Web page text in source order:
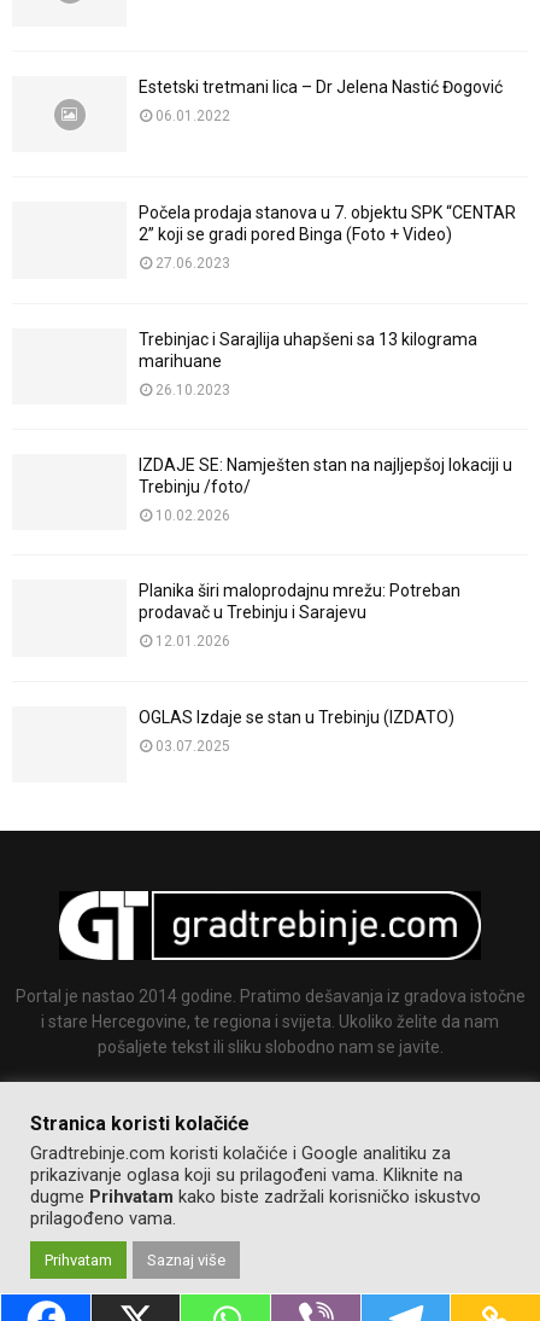
Estetski tretmani lica – Dr Jelena Nastić Đogović
06.01.2022
Počela prodaja stanova u 7. objektu SPK “CENTAR
2” koji se gradi pored Binga (Foto + Video)
27.06.2023
Trebinjac i Sarajlija uhapšeni sa 13 kilograma
marihuane
26.10.2023
IZDAJE SE: Namješten stan na najljepšoj lokaciji u
Trebinju /foto/
10.02.2026
Planika širi maloprodajnu mrežu: Potreban
prodavač u Trebinju i Sarajevu
12.01.2026
OGLAS Izdaje se stan u Trebinju (IZDATO)
03.07.2025
Portal je nastao 2014 godine. Pratimo dešavanja iz gradova istočne
i stare Hercegovine, te regiona i svijeta. Ukoliko želite da nam
pošaljete tekst ili sliku slobodno nam se javite.
@2014-2020. Sva prava zadržana.
Stranica koristi kolačiće
Gradtrebinje.com koristi kolačiće i Google analitiku za
prikazivanje oglasa koji su prilagođeni vama. Kliknite na
dugme Prihvatam kako biste zadržali korisničko iskustvo
prilagođeno vama.
Prihvatam Saznaj više